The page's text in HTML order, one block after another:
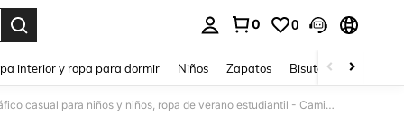
0 0
interior y ropa para dormir Niños Zapatos Bisutería Y
1 Set Camiseta de manga corta y cuello redondo con gráfico casual para niños y niños, ropa de verano estudiantil - Camiseta con letras inglesas geniales, ¡trae alegría a cada niño! Camiseta estampada para niños